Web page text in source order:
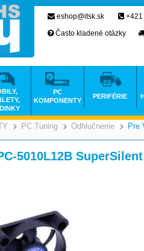
>
PC Tuning >
Odhlučnenie Pre
5010L12B
eshop@itsk.sk
Často kladené otázky
PC
KOMPONENTY
PERIFÉRIE